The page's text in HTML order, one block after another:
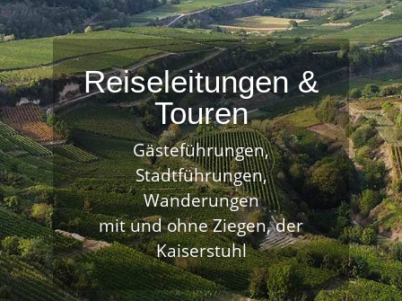
Reiseleitungen &
Touren
Gästeführungen,
Stadtführungen,
Wanderungen
mit und ohne Ziegen, der
Kaiserstuhl